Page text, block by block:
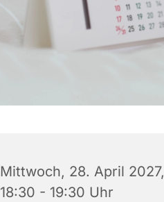
Mittwoch, 28. April 2027,
18:30 - 19:30 Uhr